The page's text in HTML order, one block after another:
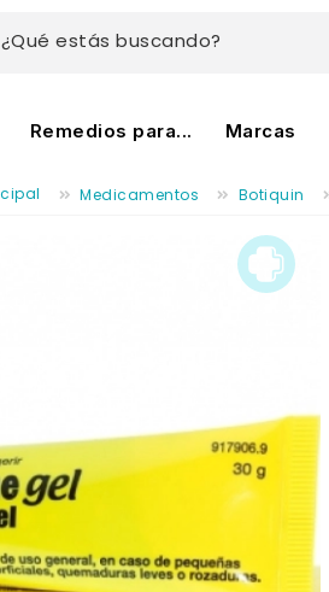
¿Qué estás buscando?
Remedios para... Marcas
Medicamentos Botiquin